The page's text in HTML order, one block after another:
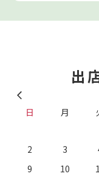
出
日 月
2
3
9
10